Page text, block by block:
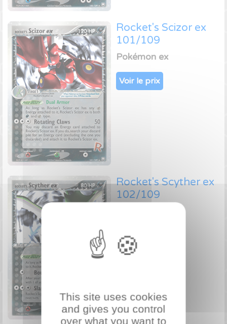
Rocket's Scizor ex
101/109
Pokémon ex
Voir le prix
Rocket's Scyther ex
102/109
Voir le prix
This site uses cookies
and gives you control
over what you want to